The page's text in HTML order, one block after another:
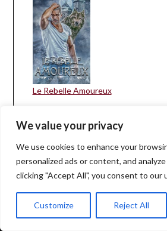
We value your privacy
We use cookies to enhance your
personalized ads or content, and
clicking "Accept All", you consent to our
Customize Reject All
Le Rebelle Amoureux
EveLanglais.com copyrighted © since